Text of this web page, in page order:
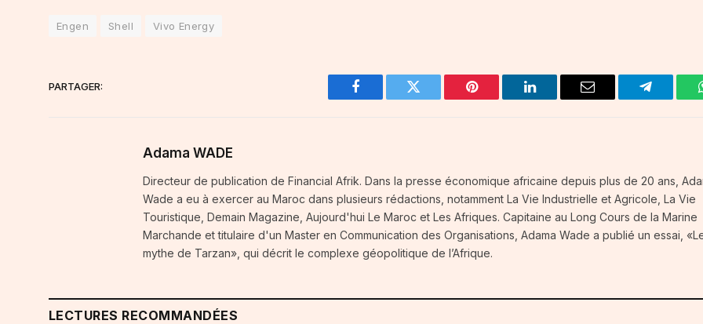
Engen Shell Vivo Energy
PARTAGER:
Facebook Twitter Pinterest LinkedIn Email Telegram
Adama WADE
Directeur de publication de Financial Afrik. Dans la presse économique africaine depuis plus de 20 ans,
Wade a eu à exercer au Maroc dans plusieurs rédactions, notamment La Vie Industrielle et Agricole, La Vie
Touristique, Demain Magazine, Aujourd'hui Le Maroc et Les Afriques. Capitaine au Long Cours de la Marine
Marchande et titulaire d'un Master en Communication des Organisations, Adama Wade a publié un essai,
mythe de Tarzan», qui décrit le complexe géopolitique de l’Afrique.
LECTURES RECOMMANDÉES